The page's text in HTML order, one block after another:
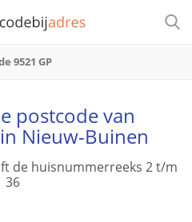
9521 GP
postcode van
in Nieuw-Buinen
de huisnummerreeks 2 t/m
36